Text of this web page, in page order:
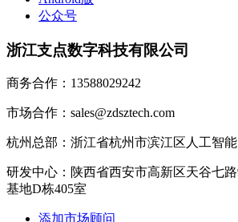
公众号
浙江支点数字科技有限公司
商务合作：13588029242
市场合作：sales@zdsztech.com
杭州总部：浙江省杭州市滨江区人工智
研发中心：陕西省西安市高新区天谷七
基地D栋405室
添加市场顾问